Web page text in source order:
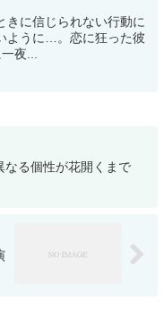
きに信じられない行動に
ように…。恋に狂った彼
夜...
なる個性が花開くまで